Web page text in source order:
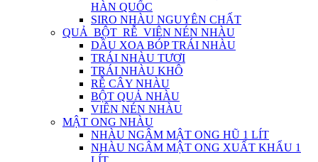
HÀN QUỐC
SIRO NHÀU NGUYÊN CHẤT
QUẢ_BỘT_RỄ_VIÊN NÉN NHÀU
DẦU XOA BÓP TRÁI NHÀU
TRÁI NHÀU TƯƠI
TRÁI NHÀU KHÔ
RỄ CÂY NHÀU
BỘT QUẢ NHÀU
VIÊN NÉN NHÀU
MẬT ONG NHÀU
NHÀU NGÂM MẬT ONG HŨ 1 LÍT
NHÀU NGÂM MẬT ONG XUẤT KHẨU 1